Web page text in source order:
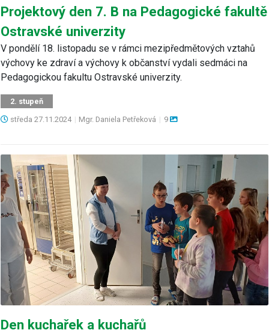
Projektový den 7. B na Pedagogické fakultě
Ostravské univerzity
V pondělí 18. listopadu se v rámci mezipředmětových vztahů
výchovy ke zdraví a výchovy k občanství vydali sedmáci na
Pedagogickou fakultu Ostravské univerzity.
2. stupeň
středa 27.11.2024 | Mgr. Daniela Petřeková | 9
Den kuchařek a kuchařů